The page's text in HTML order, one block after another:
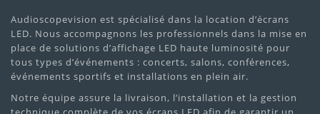
Audioscopevision est spécialisé dans la location d’écrans
LED. Nous accompagnons les professionnels dans la mise en
place de solutions d’affichage LED haute luminosité pour
tous types d’événements : concerts, salons, conférences,
événements sportifs et installations en plein air.
Notre équipe assure la livraison, l’installation et la gestion